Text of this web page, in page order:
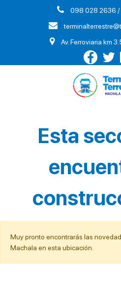
098 028 2636
Av. Ferroviaria km
Esta
Muy pronto encontrarás las
Machala en esta ubicación.